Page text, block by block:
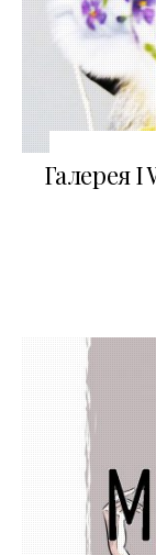
Галерея